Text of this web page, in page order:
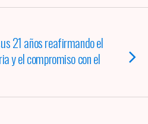
21 años reafirmando el
y el compromiso con el